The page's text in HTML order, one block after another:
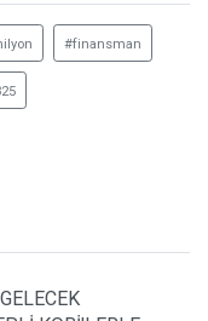
#finansman